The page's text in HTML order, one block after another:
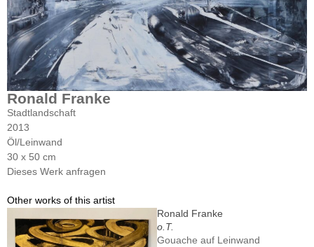
Ronald Franke
Stadtlandschaft
2013
Öl/Leinwand
30 x 50 cm
Dieses Werk anfragen
Other works of this artist
Ronald Franke
o.T.
Gouache auf Leinwand